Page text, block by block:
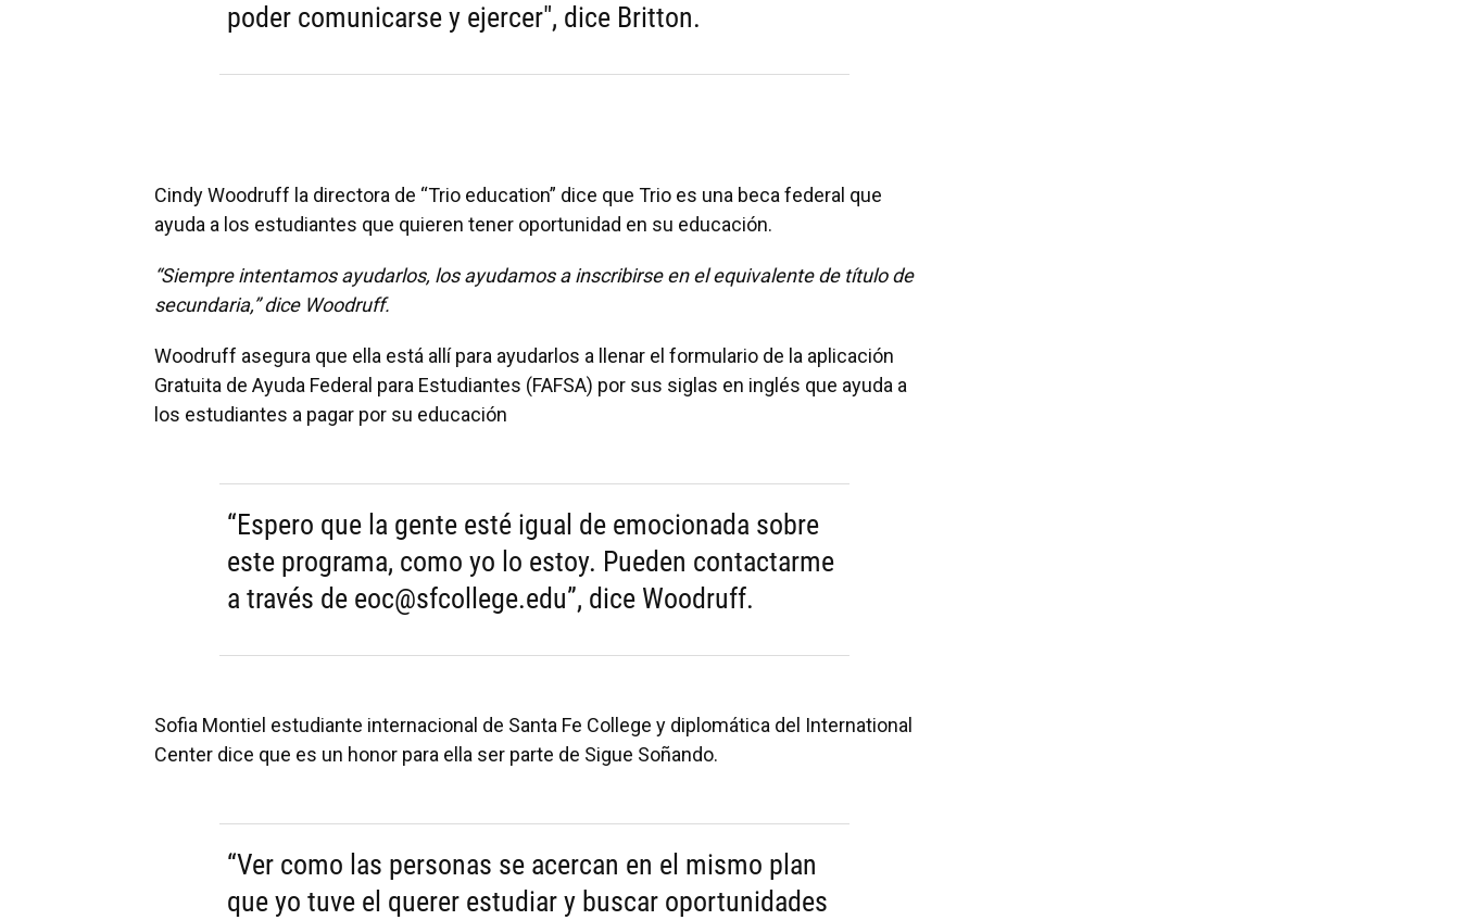
poder comunicarse y ejercer", dice Britton.
Cindy Woodruff la directora de “Trio education” dice que Trio es una beca federal que
ayuda a los estudiantes que quieren tener oportunidad en su educación.
“Siempre intentamos ayudarlos, los ayudamos a inscribirse en el equivalente de título de
secundaria,” dice Woodruff.
Woodruff asegura que ella está allí para ayudarlos a llenar el formulario de la aplicación
Gratuita de Ayuda Federal para Estudiantes (FAFSA) por sus siglas en inglés que ayuda a
los estudiantes a pagar por su educación
“Espero que la gente esté igual de emocionada sobre
este programa, como yo lo estoy. Pueden contactarme
a través de eoc@sfcollege.edu”, dice Woodruff.
Sofia Montiel estudiante internacional de Santa Fe College y diplomática del International
Center dice que es un honor para ella ser parte de Sigue Soñando.
“Ver como las personas se acercan en el mismo plan
que yo tuve el querer estudiar y buscar oportunidades